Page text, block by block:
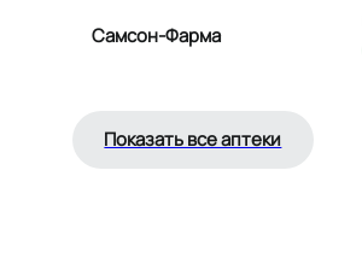
Самсон-Фарма
Показать все аптеки